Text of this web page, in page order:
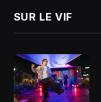
SUR LE VIF